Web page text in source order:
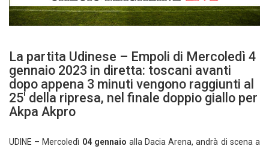
La partita Udinese – Empoli di Mercoledì 4
gennaio 2023 in diretta: toscani avanti
dopo appena 3 minuti vengono raggiunti al
25′ della ripresa, nel finale doppio giallo per
Akpa Akpro
UDINE – Mercoledì 04 gennaio alla Dacia Arena, andrà di scena a